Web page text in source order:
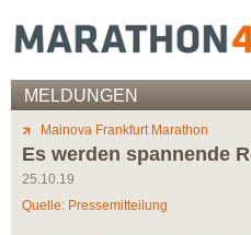
MELDUNGEN
Mainova Frankfurt Marathon
Es werden spannende
25.10.19
Quelle: Pressemitteilung